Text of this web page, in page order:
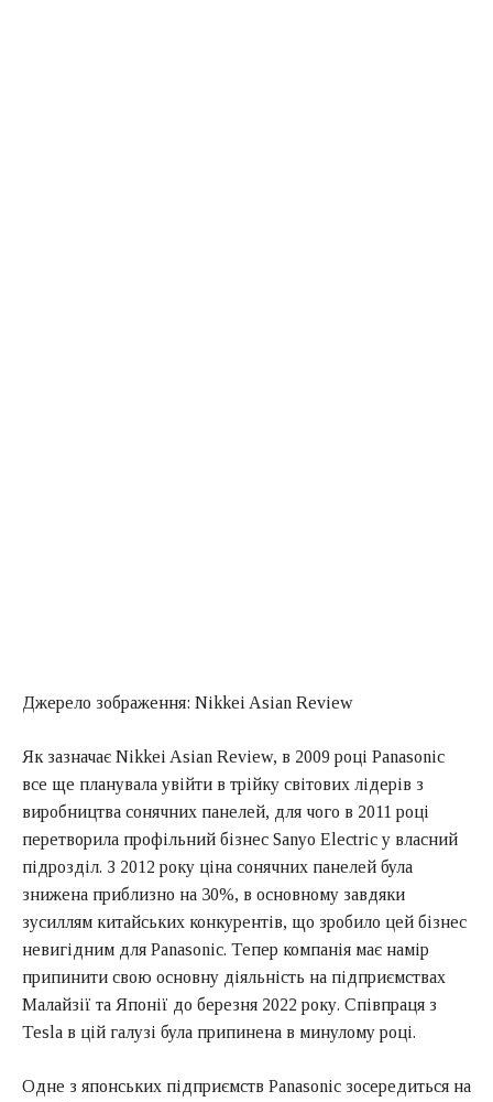
Джерело зображення: Nikkei Asian Review
Як зазначає Nikkei Asian Review, в 2009 році Panasonic
все ще планувала увійти в трійку світових лідерів з
виробництва сонячних панелей, для чого в 2011 році
перетворила профільний бізнес Sanyo Electric у власний
підрозділ. З 2012 року ціна сонячних панелей була
знижена приблизно на 30%, в основному завдяки
зусиллям китайських конкурентів, що зробило цей бізнес
невигідним для Panasonic. Тепер компанія має намір
припинити свою основну діяльність на підприємствах
Малайзії та Японії до березня 2022 року. Співпраця з
Tesla в цій галузі була припинена в минулому році.
Одне з японських підприємств Panasonic зосередиться на